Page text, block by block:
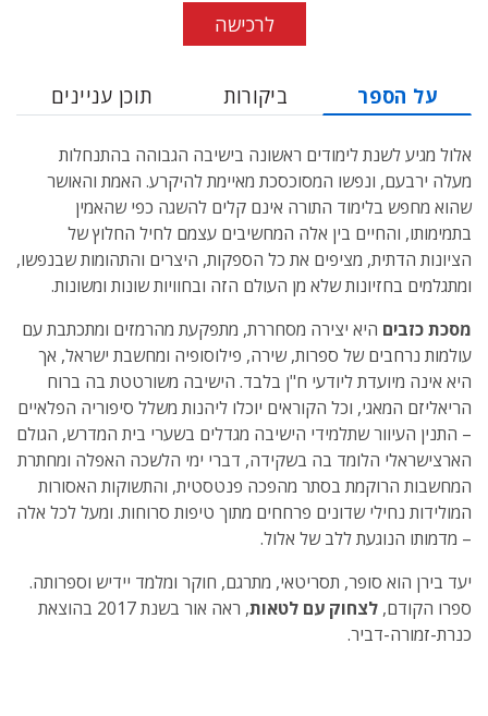
לרכישה
על הספר ביקורות תוכן עניינים
אלול מגיע לשנת לימודים ראשונה בישיבה הגבוהה בהתנחלות
מעלה ירבעם, ונפשו המסוכסכת מאיימת להיקרע. האמת והאושר
שהוא מחפש בלימוד התורה אינם קלים להשגה כפי שהאמין
בתמימותו, והחיים בין אלה המחשיבים עצמם לחיל החלוץ של
הציונות הדתית, מציפים את כל הספקות, היצרים והתהומות שבנפשו,
ומתגלמים בחזיונות שלא מן העולם הזה ובחוויות שונות ומשונות.
מסכת כזבים היא יצירה מסחררת, מתפקעת מהרמזים ומתכתבת עם
עולמות נרחבים של ספרות, שירה, פילוסופיה ומחשבת ישראל, אך
היא אינה מיועדת ליודעי ח"ן בלבד. הישיבה משורטטת בה ברוח
הריאליזם המאגי, וכל הקוראים יוכלו ליהנות משלל סיפוריה הפלאיים
– התנין העיוור שתלמידי הישיבה מגדלים בשערי בית המדרש, הגולם
הארצישראלי הלומד בה בשקידה, דברי ימי הלשכה האפלה ומחתרת
המחשבות הרוקמת בסתר מהפכה פנטסטית, והתשוקות האסורות
המולידות נחילי שדונים פרחחים מתוך טיפות סרוחות. ומעל לכל אלה
– מדמותו הנוגעת ללב של אלול.
יעד בירן הוא סופר, תסריטאי, מתרגם, חוקר ומלמד יידיש וספרותה.
ספרו הקודם, לצחוק עם לטאות
, ראה אור בשנת 2017 בהוצאת
כנרת-זמורה-דביר.